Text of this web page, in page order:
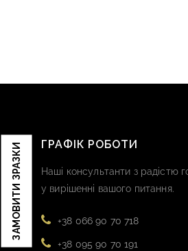
ЗАМОВИТИ ЗРАЗКИ ГРАФІК РОБОТИ
Наші консультанти з радістю
у вирішенні вашого питання.
+38 066 90 70 718
+38 095 90 70 191